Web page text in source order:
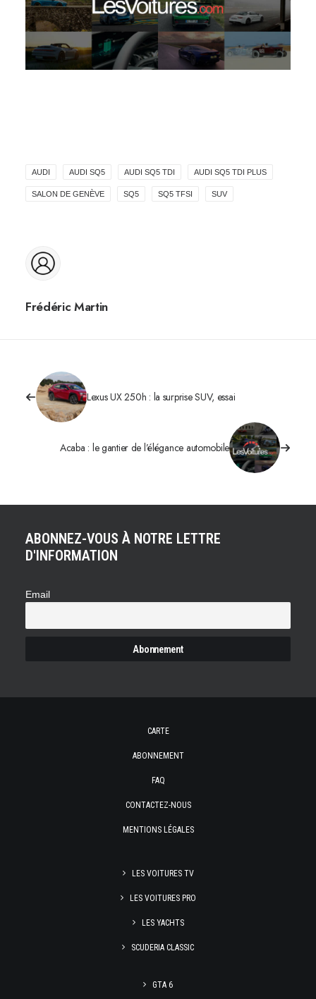
AUDI AUDI SQ5 AUDI SQ5 TDI AUDI SQ5 TDI PLUS
SALON DE GENÈVE SQ5 SQ5 TFSI SUV
Frédéric Martin
Lexus UX 250h : la surprise SUV, essai
Acaba : le gantier de l’élégance automobile
ABONNEZ-VOUS À NOTRE LETTRE
D'INFORMATION
Email
CARTE
ABONNEMENT
FAQ
CONTACTEZ-NOUS
MENTIONS LÉGALES
LES VOITURES TV
LES VOITURES PRO
LES YACHTS
SCUDERIA CLASSIC
GTA 6